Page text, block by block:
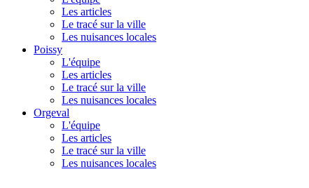
Les articles
Le tracé sur la ville
Les nuisances locales
Poissy
L'équipe
Les articles
Le tracé sur la ville
Les nuisances locales
Orgeval
L'équipe
Les articles
Le tracé sur la ville
Les nuisances locales